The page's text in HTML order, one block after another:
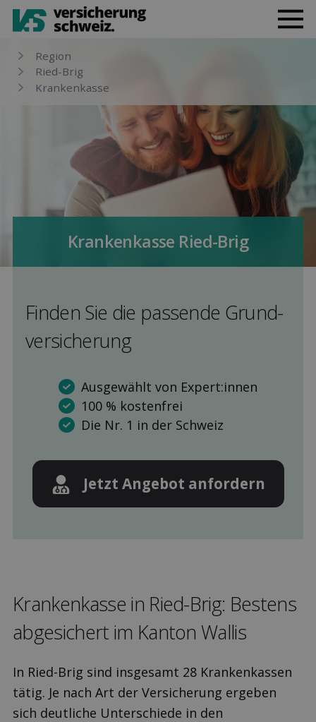
Region
Ried-Brig
Kranken­kasse
Kranken­kasse Ried-Brig
Finden Sie die pas­sende Grund­
versicherung
Ausgewählt von Expert:innen
100 % kostenfrei
Die Nr. 1 in der Schweiz
Jetzt Angebot anfordern
Kranken­kasse in Ried-Brig: Bestens
ab­gesichert im Kanton Wallis
In Ried-Brig sind insgesamt 28 Krankenkassen
tätig. Je nach Art der Versicherung ergeben
sich deutliche Unterschiede in den